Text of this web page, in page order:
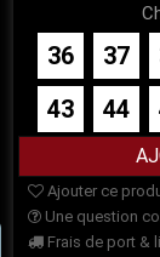
36 37
43
44
Ajouter ce
Une question
Frais de port &